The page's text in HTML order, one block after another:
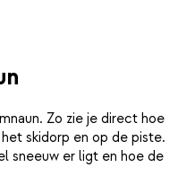
Zo zie je direct hoe
skidorp en op de piste.
sneeuw er ligt en hoe de